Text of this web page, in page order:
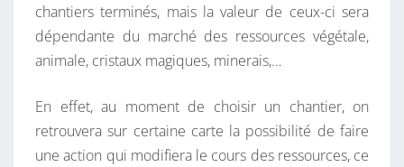
chantiers terminés, mais la valeur de ceux-ci sera
dépendante du marché des ressources végétale,
animale, cristaux magiques, minerais,…
En effet, au moment de choisir un chantier, on
retrouvera sur certaine carte la possibilité de faire
une action qui modifiera le cours des ressources, ce